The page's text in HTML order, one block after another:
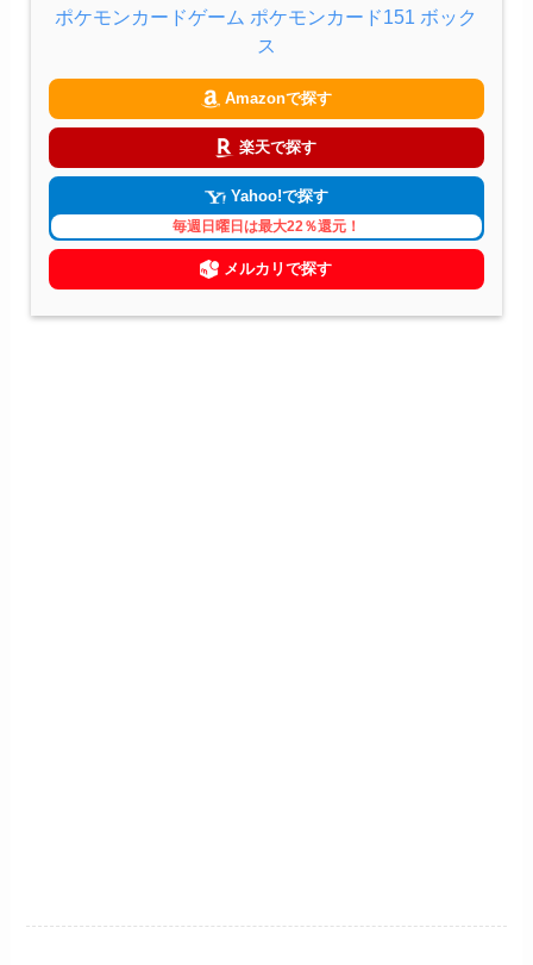
ポケモンカードゲーム ポケモンカード151 ボック
ス
Amazonで探す
楽天で探す
Yahoo!で探す
毎週日曜日は最大22％還元！
メルカリで探す